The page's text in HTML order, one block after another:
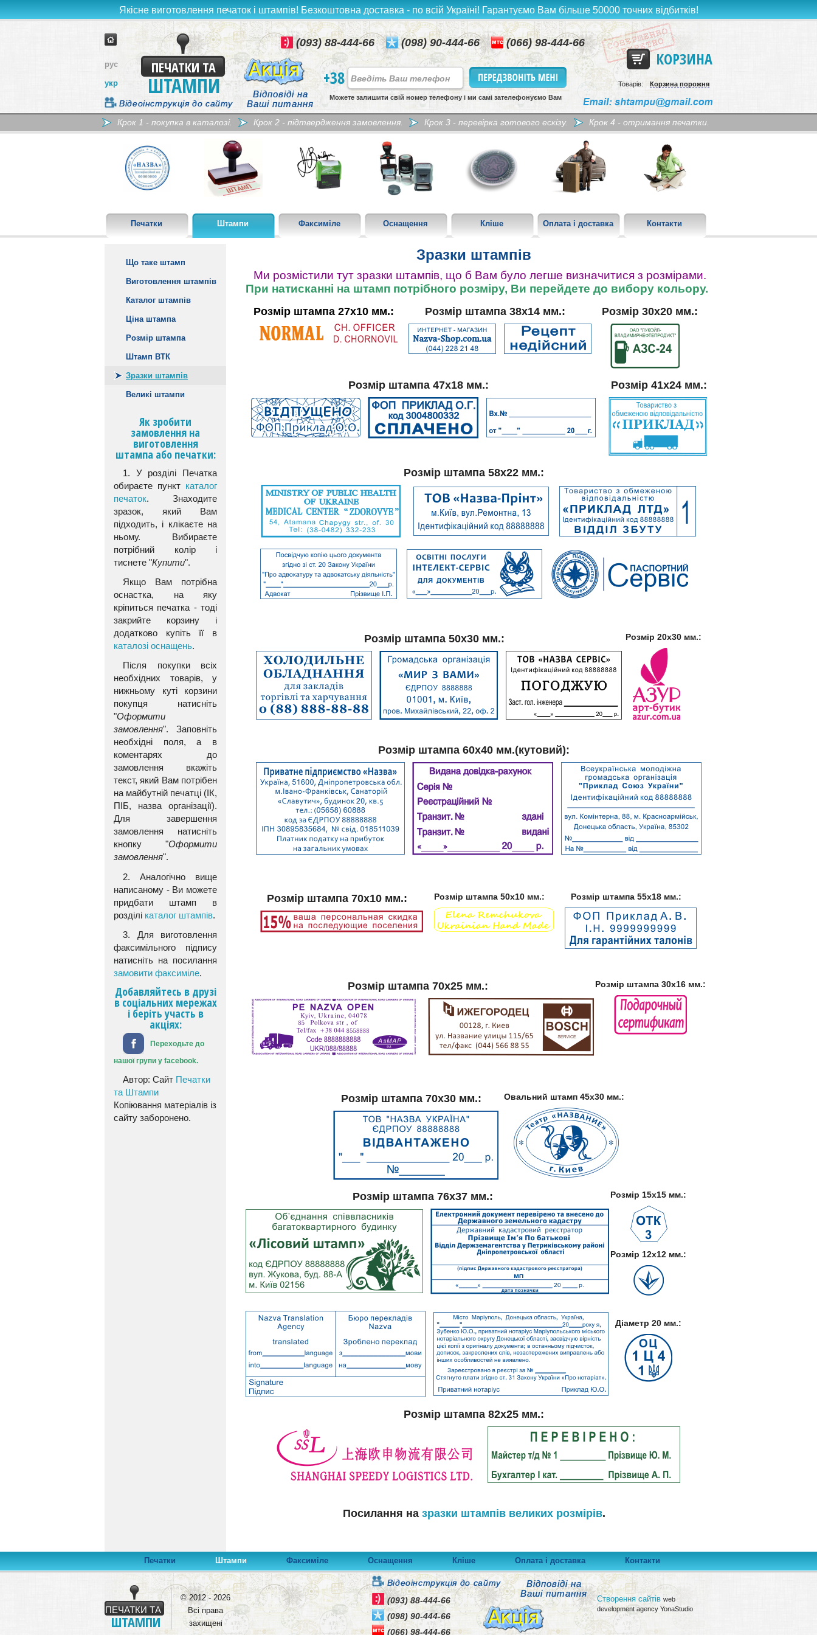
Якісне виготовлення печаток і штампів! Безкоштовна доставка - по всій Україні! Гарантуємо Вам більше 50000 точних відбитків!
ПЕЧАТКИ ТА
ШТАМПИ
Відповіді на
Ваші питання
Відеоінструкція до сайту
рус
укр
(093) 88-444-66 (098) 90-444-66 (066) 98-444-66
КОРЗИНА
Товарів: Корзина порожня
+38
Можете залишити свій номер телефону і ми самі зателефонуємо Вам
Крок 1 - покупка в каталозі. Крок 2 - підтвердження замовлення. Крок 3 - перевірка готового ескізу. Крок 4 - отримання печатки.
Печатки Штампи Факсиміле Оснащення Кліше Оплата і доставка Контакти
Що таке штамп
Виготовлення штампів
Каталог штампів
Ціна штампа
Розмір штампа
Штамп ВТК
Зразки штампів
Великі штампи
Як зробити
замовлення на
виготовлення
штампа або печатки:
1. У розділі Печатка
обираєте пункт каталог
печаток. Знаходите
зразок, який Вам
підходить, і клікаєте на
ньому. Вибираєте
потрібний колір і
тиснете "Купити".
Якщо Вам потрібна
оснастка, на яку
кріпиться печатка - тоді
закрийте корзину і
додатково купіть її в
каталозі оснащень.
Після покупки всіх
необхідних товарів, у
нижньому куті корзини
покупця натисніть
"Оформити
замовлення". Заповніть
необхідні поля, а в
коментарях до
замовлення вкажіть
текст, який Вам потрібен
на майбутній печатці (ІК,
ПІБ, назва організації).
Для завершення
замовлення натисніть
кнопку "Оформити
замовлення".
2. Аналогічно вище
написаному - Ви можете
придбати штамп в
розділі каталог штампів.
3. Для виготовлення
факсимільного підпису
натисніть на посилання
замовити факсиміле.
Добавляйтесь в друзі
в соціальних мережах
і беріть участь в
акціях:
Переходьте до
нашої групи у facebook.
Автор: Сайт Печатки
та Штампи
Копіювання матеріалів із
сайту заборонено.
Зразки штампів
Ми розмістили тут зразки штампів, що б Вам було легше визначитися з розмірами.
При натисканні на штамп потрібного розміру, Ви перейдете до вибору кольору.
Розмір штампа 27х10 мм.: Розмір штампа 38х14 мм.: Розмір 30х20 мм.:
Розмір штампа 47х18 мм.: Розмір 41х24 мм.:
Розмір штампа 58х22 мм.:
Розмір штампа 50х30 мм.: Розмір 20х30 мм.:
Розмір штампа 60х40 мм.(кутовий):
Розмір штампа 70х10 мм.: Розмір штампа 50х10 мм.: Розмір штампа 55х18 мм.:
Розмір штампа 70х25 мм.: Розмір штампа 30х16 мм.:
Розмір штампа 70х30 мм.: Овальний штамп 45х30 мм.:
Розмір штампа 76х37 мм.: Розмір 15х15 мм.:
Розмір 12х12 мм.:
Діаметр 20 мм.:
Розмір штампа 82х25 мм.:
Посилання на зразки штампів великих розмірів.
Печатки Штампи Факсиміле Оснащення Кліше Оплата і доставка Контакти
ПЕЧАТКИ ТА
ШТАМПИ
(093) 88-444-66
(098) 90-444-66
(066) 98-444-66
© 2012 - 2026
Всі права
захищені
Створення сайтів web
development agency YonaStudio
Відповіді на
Ваші питання
Відеоінструкція до сайту